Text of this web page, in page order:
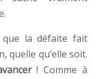
la défaite fait
quelle qu’elle soit.
! Comme à